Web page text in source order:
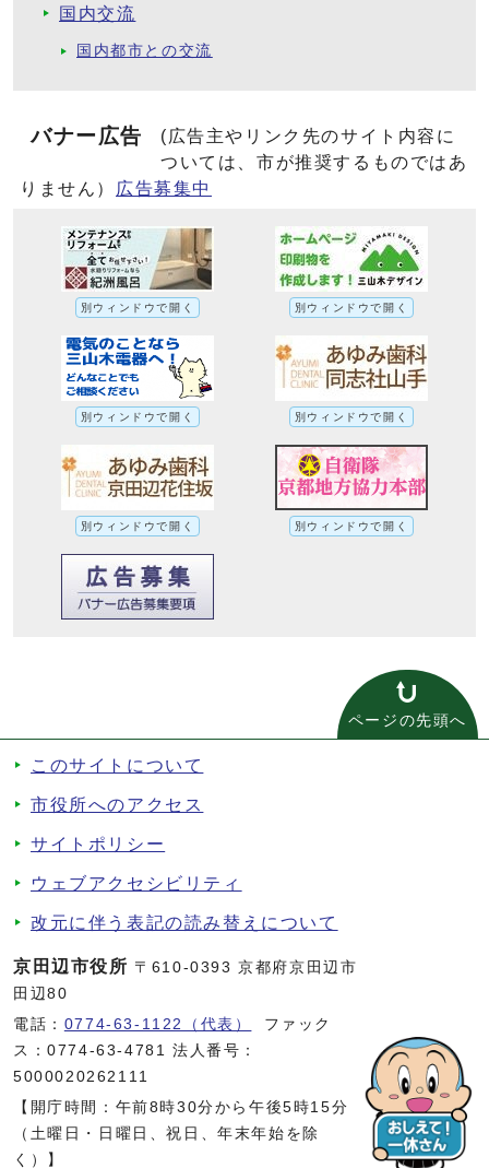
国内交流
国内都市との交流
バナー広告
(広告主やリンク先のサイト内容に
ついては、市が推奨するものではあ
りません）
広告募集中
別ウィンドウで開く 別ウィンドウで開く
別ウィンドウで開く 別ウィンドウで開く
別ウィンドウで開く 別ウィンドウで開く
ページの先頭へ
このサイトについて
市役所へのアクセス
サイトポリシー
ウェブアクセシビリティ
改元に伴う表記の読み替えについて
京田辺市役所 〒610-0393 京都府京田辺市
田辺80
電話： 0774-63-1122（代表）
ファック
ス：0774-63-4781 法人番号：
5000020262111
【開庁時間：午前8時30分から午後5時15分
（土曜日・日曜日、祝日、年末年始を除
く）】